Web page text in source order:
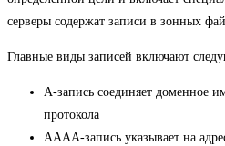
серверы содержат записи в зонных
Главные виды записей включают
A-запись соединяет доменное
протокола
AAAA-запись указывает на